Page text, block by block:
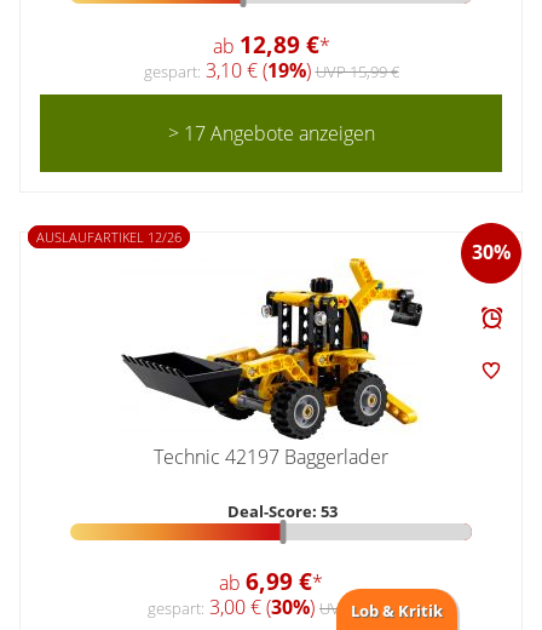
ab 12,89 €*
gespart: 3,10 € (19%)UVP 15,99 €
> 17 Angebote anzeigen
30%
AUSLAUFARTIKEL 12/26
Technic 42197 Baggerlader
Deal-Score: 53
ab 6,99 €*
gespart: 3,00 € (30%) UVP 9,99 €
Lob & Kritik